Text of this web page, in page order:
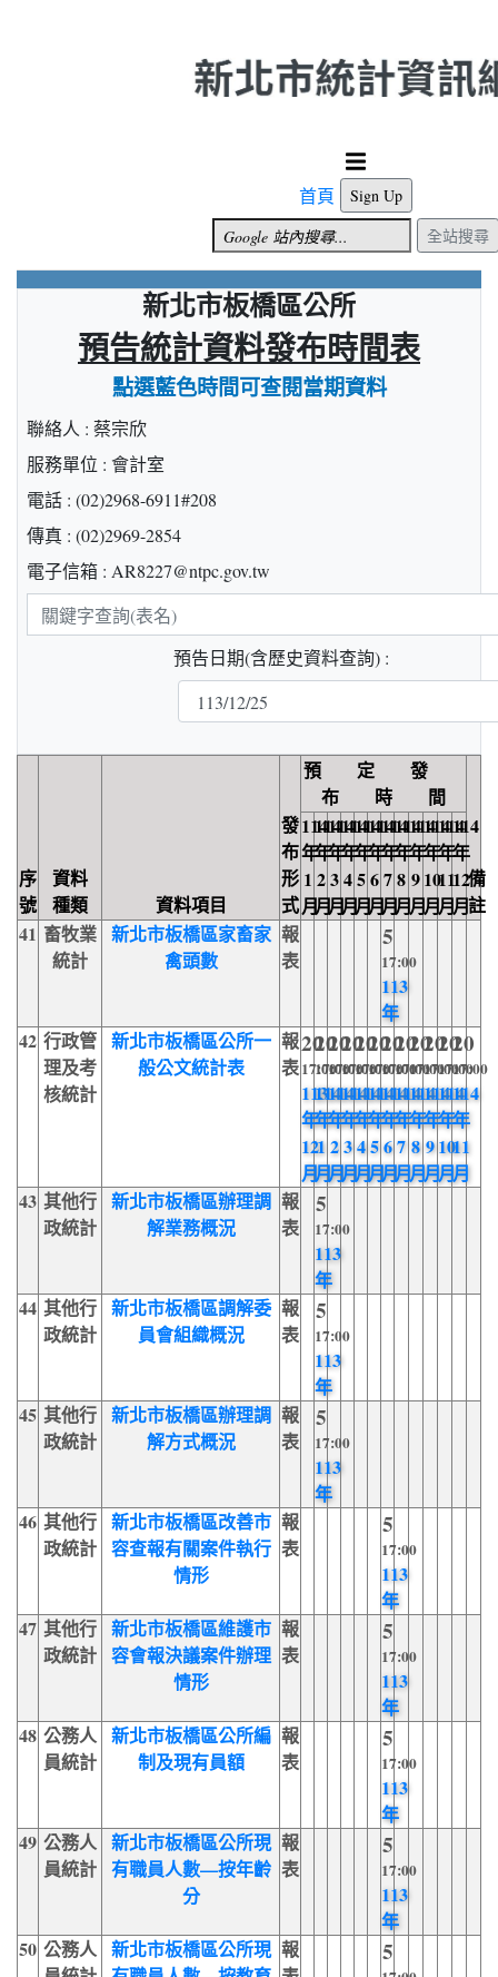
首頁
Sign Up
全站搜尋
新北市板橋區公所
預告統計資料發布時間表
點選藍色時間可查閱當期資料
聯絡人 : 蔡宗欣
服務單位 : 會計室
電話 : (02)2968-6911#208
傳真 : (02)2969-2854
電子信箱 : AR8227@ntpc.gov.tw
關
鍵
預告日期(含歷史資料查詢) :
序
號
資料
種類
資料項目
發
布
形
式
預 定 發
布 時 間
備
註
114
年
1
月
114
年
2
月
114
年
3
月
114
年
4
月
114
年
5
月
114
年
6
月
114
年
7
月
114
年
8
月
114
年
9
月
114
年
10
月
114
年
11
月
114
年
12
月
41 畜牧業
統計
新北市板橋區家畜家
禽頭數
報
表
5
17:00
113
年
42 行政管
理及考
核統計
新北市板橋區公所一
般公文統計表
報
表
20
17:00
113
年
12
月
20
17:00
114
年
1
月
20
17:00
114
年
2
月
20
17:00
114
年
3
月
20
17:00
114
年
4
月
20
17:00
114
年
5
月
20
17:00
114
年
6
月
20
17:00
114
年
7
月
20
17:00
114
年
8
月
20
17:00
114
年
9
月
20
17:00
114
年
10
月
20
17:00
114
年
11
月
43 其他行
政統計
新北市板橋區辦理調
解業務概況
報
表
5
17:00
113
年
44 其他行
政統計
新北市板橋區調解委
員會組織概況
報
表
5
17:00
113
年
45 其他行
政統計
新北市板橋區辦理調
解方式概況
報
表
5
17:00
113
年
46 其他行
政統計
新北市板橋區改善市
容查報有關案件執行
情形
報
表
5
17:00
113
年
47 其他行
政統計
新北市板橋區維護市
容會報決議案件辦理
情形
報
表
5
17:00
113
年
48 公務人
員統計
新北市板橋區公所編
制及現有員額
報
表
5
17:00
113
年
49 公務人
員統計
新北市板橋區公所現
有職員人數—按年齡
分
報
表
5
17:00
113
年
50 公務人 新北市板橋區公所現 報
5